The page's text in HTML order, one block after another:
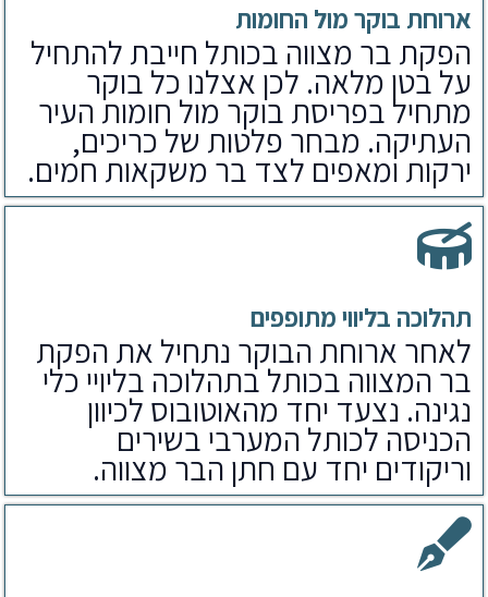
ארוחת בוקר מול החומות
הפקת בר מצווה בכותל חייבת להתחיל
על בטן מלאה. לכן אצלנו כל בוקר
מתחיל בפריסת בוקר מול חומות העיר
העתיקה. מבחר פלטות של כריכים,
ירקות ומאפים לצד בר משקאות חמים.
תהלוכה בליווי מתופפים
לאחר ארוחת הבוקר נתחיל את הפקת
בר המצווה בכותל בתהלוכה בליויי כלי
נגינה. נצעד יחד מהאוטובוס לכיוון
הכניסה לכותל המערבי בשירים
וריקודים יחד עם חתן הבר מצווה.